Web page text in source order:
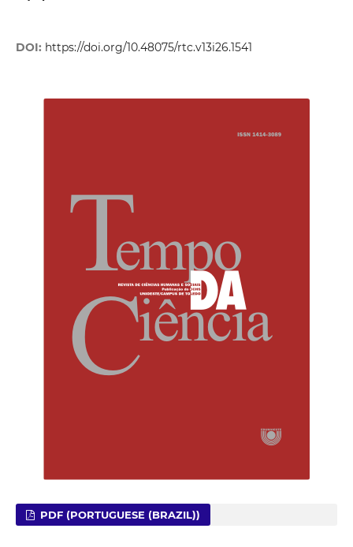
DOI: https://doi.org/10.48075/rtc.v13i26.1541
PDF (PORTUGUESE (BRAZIL))